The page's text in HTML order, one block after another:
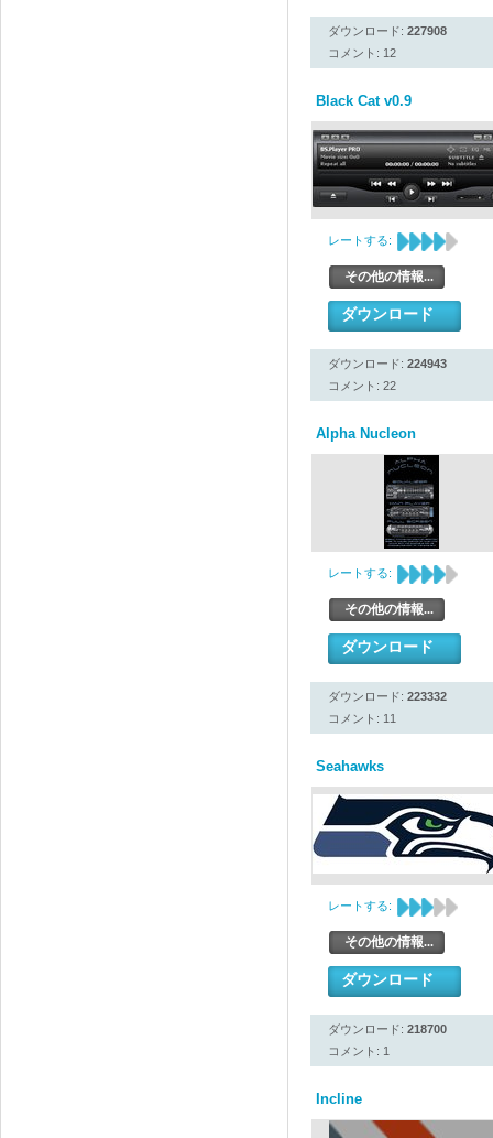
ダウンロード: 227908
コメント: 12
Black Cat v0.9
レートする:
その他の情報...
ダウンロード
ダウンロード: 224943
コメント: 22
Alpha Nucleon
レートする:
その他の情報...
ダウンロード
ダウンロード: 223332
コメント: 11
Seahawks
レートする:
その他の情報...
ダウンロード
ダウンロード: 218700
コメント: 1
Incline